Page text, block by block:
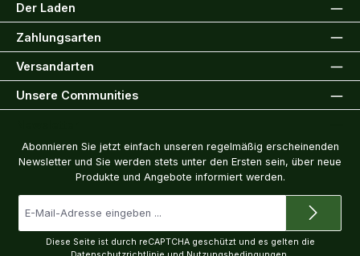
Der Laden
Zahlungsarten
Versandarten
Unsere Communities
Abonnieren Sie jetzt einfach unseren regelmäßig erscheinenden
Newsletter und Sie werden stets unter den Ersten sein, über neue
Produkte und Angebote informiert werden.
Mail-
Diese Seite ist durch reCAPTCHA geschützt und es gelten die